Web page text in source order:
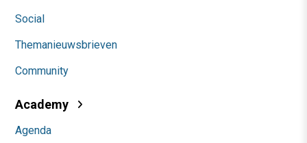
Social
Themanieuwsbrieven
Community
Academy
Agenda